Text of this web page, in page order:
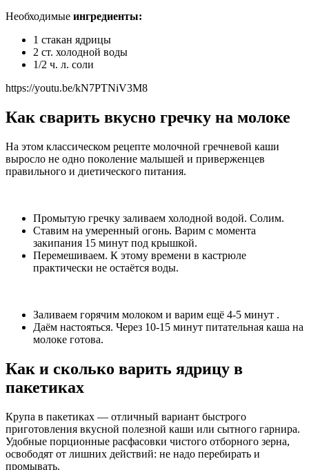
Необходимые ингредиенты:
1 стакан ядрицы
2 ст. холодной воды
1/2 ч. л. соли
https://youtu.be/kN7PTNiV3M8
Как сварить вкусно гречку на молоке
На этом классическом рецепте молочной гречневой каши
выросло не одно поколение малышей и приверженцев
правильного и диетического питания.
Промытую гречку заливаем холодной водой. Солим.
Ставим на умеренный огонь. Варим с момента
закипания 15 минут под крышкой.
Перемешиваем. К этому времени в кастрюле
практически не остаётся воды.
Заливаем горячим молоком и варим ещё 4-5 минут .
Даём настояться. Через 10-15 минут питательная каша на
молоке готова.
Как и сколько варить ядрицу в
пакетиках
Крупа в пакетиках — отличный вариант быстрого
приготовления вкусной полезной каши или сытного гарнира.
Удобные порционные расфасовки чистого отборного зерна,
освободят от лишних действий: не надо перебирать и
промывать.